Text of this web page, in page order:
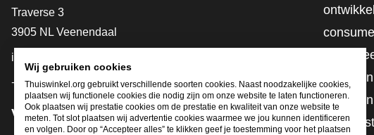
Contact
Traverse 3
3905 NL Veenendaal
info@thuiswinkel.org
+31 (0)318 64 85 75
Volg je ons al?
naar
Wij gebruiken cookies
Thuiswinkel.org gebruikt verschillende soorten cookies. Naast noodzakelijke cookies,
plaatsen wij functionele cookies die nodig zijn om onze website te laten functioneren.
Ook plaatsen wij prestatie cookies om de prestatie en kwaliteit van onze website te
meten. Tot slot plaatsen wij advertentie cookies waarmee we jou kunnen identificeren
en volgen. Door op “Accepteer alles” te klikken geef je toestemming voor het plaatsen